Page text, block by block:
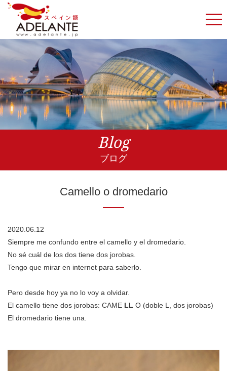
Blog
ブログ
Camello o dromedario
2020.06.12
Siempre me confundo entre el camello y el dromedario.
No sé cuál de los dos tiene dos jorobas.
Tengo que mirar en internet para saberlo.
Pero desde hoy ya no lo voy a olvidar.
El camello tiene dos jorobas: CAME LL O (doble L, dos jorobas)
El dromedario tiene una.